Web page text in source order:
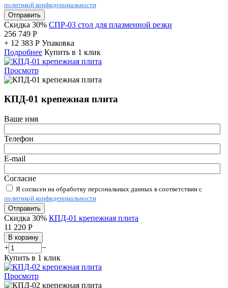
политикой конфиденциальности
Отправить
Скидка 30% СПР-03 стол для плазменной резки
256 749 Р
+ 12 383 Р Упаковка
Подробнее Купить в 1 клик
Просмотр
КПД-01 крепежная плита
Ваше имя
Телефон
E-mail
Согласие
Я согласен на обработку персональных данных в соответствии с
политикой конфиденциальности
Отправить
Скидка 30% КПД-01 крепежная плита
11 220 Р
В корзину
+
−
Купить в 1 клик
Просмотр